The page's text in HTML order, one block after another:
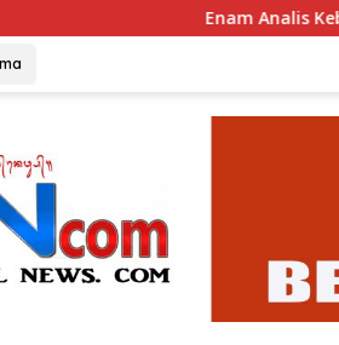
Enam Analis Kebencanaan